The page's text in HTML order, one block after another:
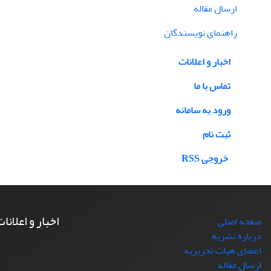
ارسال مقاله
راهنمای نویسندگان
اخبار و اعلانات
تماس با ما
ورود به سامانه
ثبت نام
خروجی RSS
صفحه اصلی
درباره نشریه
اعضای هیات تحریریه
ارسال مقاله
اخبار و